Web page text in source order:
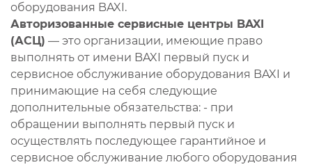
оборудования BAXI.
Авторизованные сервисные центры BAXI
(АСЦ) — это организации, имеющие право
выполнять от имени BAXI первый пуск и
сервисное обслуживание оборудования BAXI и
принимающие на себя следующие
дополнительные обязательства: - при
обращении выполнять первый пуск и
осуществлять последующее гарантийное и
сервисное обслуживание любого оборудования